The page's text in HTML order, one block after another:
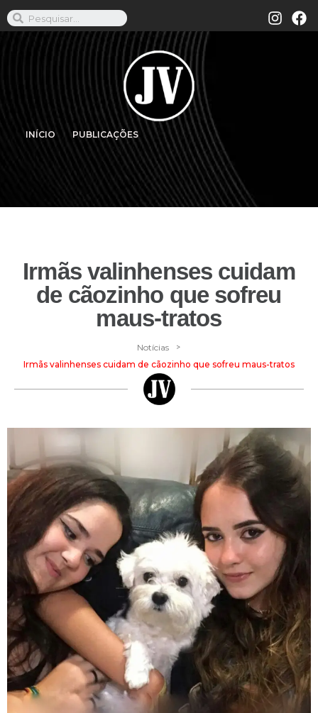
INÍCIO PUBLICAÇÕES
Irmãs valinhenses cuidam
de cãozinho que sofreu
maus-tratos
Notícias >
Irmãs valinhenses cuidam de cãozinho que sofreu maus-tratos